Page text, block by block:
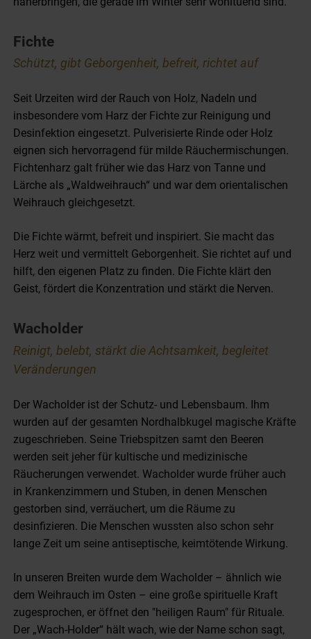
Fichte
Schützt, gibt Geborgenheit, befreit, richtet auf
Seit Urzeiten wird der Rauch von Holz, Nadeln und
insbesondere vom Harz der Fichte zur Reinigung und
Desinfektion eingesetzt. Pulverisierte Rinde oder Holz
eignen sich hervorragend für milde Räuchermischungen.
Fichtenharz galt früher wie das Harz von Tanne und
Lärche als „Waldweihrauch“ und war dem orientalischen
Weihrauch gleichgesetzt.
Die Fichte wärmt, befreit und inspiriert. Sie macht das
Herz weit und vermittelt Geborgenheit. Sie richtet auf und
hilft, den eigenen Platz zu finden. Die Fichte klärt den
Geist, fördert die Konzentration und stärkt die Nerven.
Wacholder
Reinigt, belebt, stärkt die Achtsamkeit, begleitet
Veränderungen
Der Wacholder ist der Schutz- und Lebensbaum. Ihm
wurden auf der gesamten Nordhalbkugel magische Kräfte
zugeschrieben. Seine Triebspitzen samt den Beeren
werden seit jeher für kultische und medizinische
Räucherungen verwendet. Wacholder wurde früher auch
in Krankenzimmern und Stuben, in denen Menschen
gestorben sind, verräuchert, um die Räume zu
desinfizieren. Die Menschen wussten also schon sehr
lange Zeit um seine antiseptische, keimtötende Wirkung.
In unseren Breiten wurde dem Wacholder – ähnlich wie
dem Weihrauch im Osten – eine große spirituelle Kraft
zugesprochen, er öffnet den "heiligen Raum" für Rituale.
Der „Wach-Holder“ hält wach, wie der Name schon sagt,